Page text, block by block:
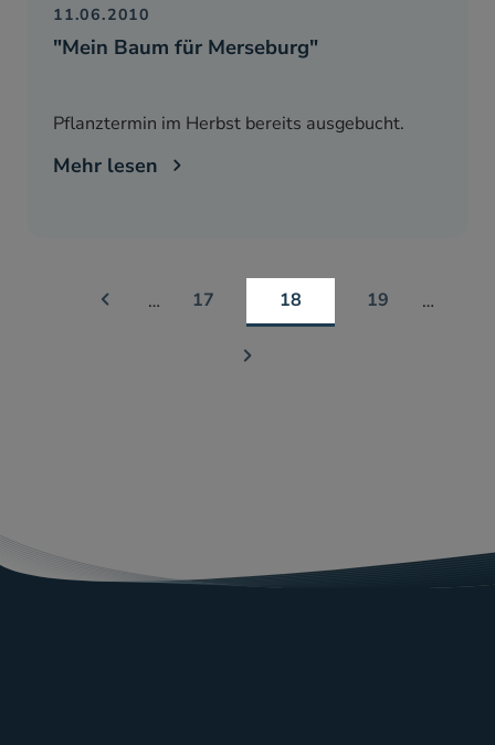
"Mein Baum für Merseburg"
11.06.2010
Pflanztermin im Herbst bereits ausgebucht.
Mehr lesen
… 17 18 19 …